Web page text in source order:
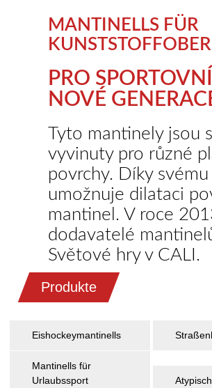
MANTINELLS FÜR
PRO
NOVÉ
Tyto mantinely jsou
vyvinuty pro různé
povrchy. Díky
umožnuje dilataci
mantinel. V roce
dodavatelé
Světové hry v CALI.
Produkte
Eishockeymantinells
Mantinells für
Urlaubssport